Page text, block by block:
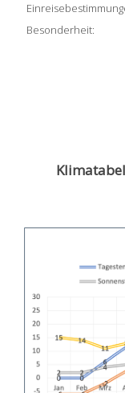
Besonderheit: